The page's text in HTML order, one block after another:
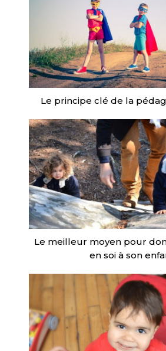
Le principe clé de la
Le meilleur moyen pour
en soi à son